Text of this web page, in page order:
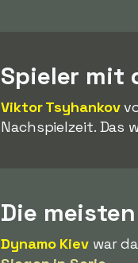
Spieler mit
Viktor Tsyhankov
Nachspielzeit. Das
Die
Dynamo Kievwar